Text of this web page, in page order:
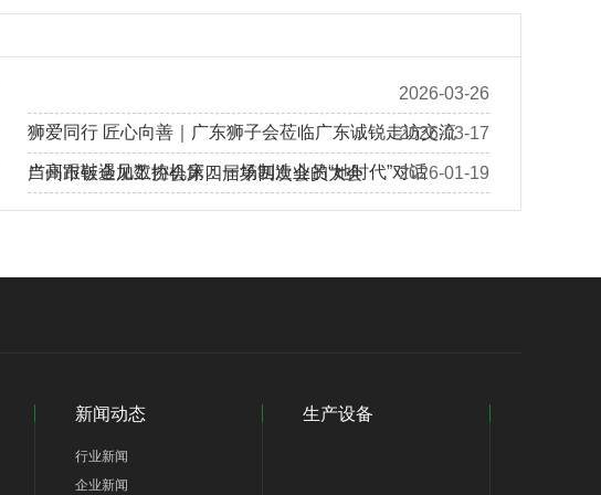
2026-03-26
狮爱同行 匠心向善｜广东狮子会莅临广东诚锐走访交流
2026-03-17
当高跟鞋遇见数控机床：一场制造业的“她时代”对话2026-01-19
广州市钣金加工协会第四届第四次会员大会
新闻动态
行业新闻
企业新闻
生产设备